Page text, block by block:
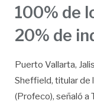
100% de
20% de
Puerto Vallarta,
Sheffield, titular de
(Profeco), señaló